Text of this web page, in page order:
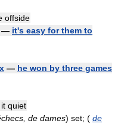
offside
it's easy for them to
— he won by three games
quiet
de dames) set; ( de